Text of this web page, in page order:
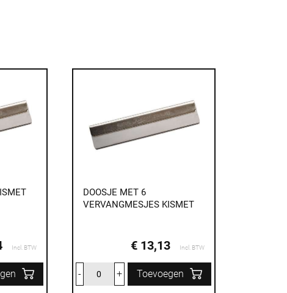
Incl. BTW
DOOSJE MET 6
VERVANGMESJES KISMET
€ 13,13 Incl. BTW
- + Toevoegen